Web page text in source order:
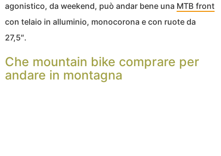
agonistico, da weekend, può andar bene una MTB front
con telaio in alluminio, monocorona e con ruote da
27,5″.
Che mountain bike comprare per
andare in montagna